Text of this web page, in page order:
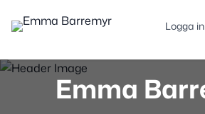
Logga in
Emma